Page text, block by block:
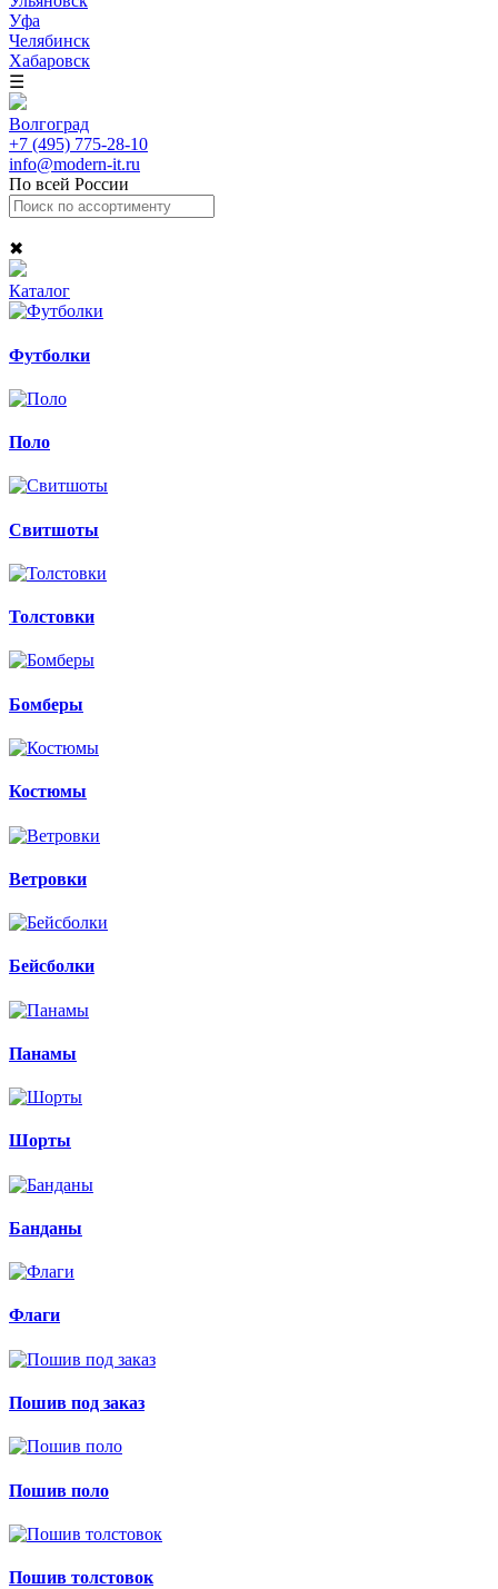
Уфа
Челябинск
Хабаровск
☰
Волгоград
+7 (495) 775-28-10
info@modern-it.ru
По всей России
✖
Каталог
Футболки
Поло
Свитшоты
Толстовки
Бомберы
Костюмы
Ветровки
Бейсболки
Панамы
Шорты
Банданы
Флаги
Пошив под заказ
Пошив поло
Пошив толстовок